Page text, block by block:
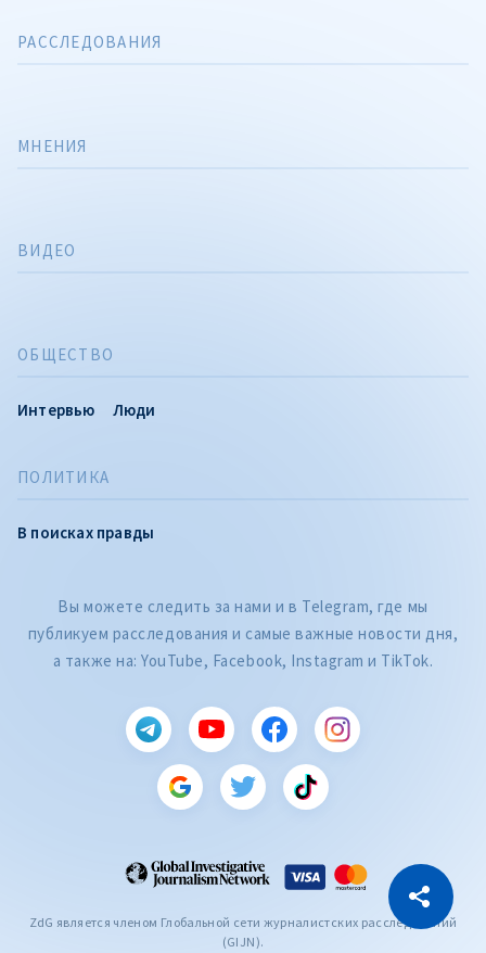
Скопировать ссылку
ПОЛИТИКА
В поисках правды
РАССЛЕДОВАНИЯ
ОБЩЕСТВО
Интервью Люди
МНЕНИЯ
ВИДЕО
Вы можете следить за нами и в Telegram, где мы
публикуем расследования и самые важные новости дня,
а также на: YouTube, Facebook, Instagram и TikTok.
ZdG является членом Глобальной сети журналистских расследований
(GIJN).
CITEȘTE